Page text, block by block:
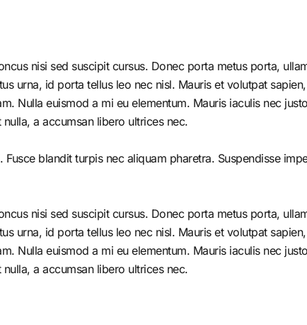
nisi sed suscipit cursus. Donec porta metus porta,
urna, id porta tellus leo nec nisl. Mauris et volutpat
Nulla euismod a mi eu elementum. Mauris iaculis nec
a accumsan libero ultrices nec.
blandit turpis nec aliquam pharetra. Suspendisse
nisi sed suscipit cursus. Donec porta metus porta,
urna, id porta tellus leo nec nisl. Mauris et volutpat
Nulla euismod a mi eu elementum. Mauris iaculis nec
a accumsan libero ultrices nec.